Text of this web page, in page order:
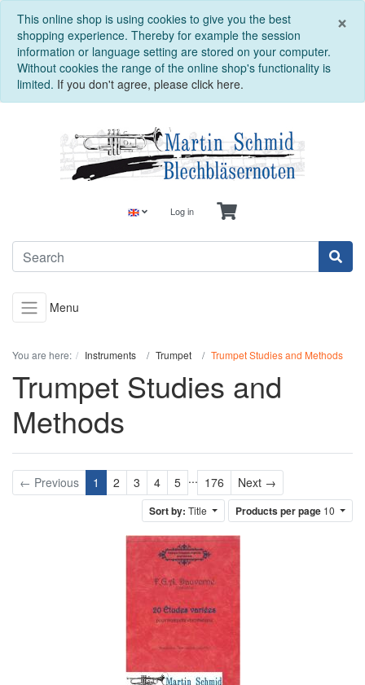
×
This online shop is using cookies to give you the best
shopping experience. Thereby for example the session
information or language setting are stored on your computer.
Without cookies the range of the online shop's functionality is
limited. If you don't agree, please click here.
Log in
Menu
You are here: Instruments Trumpet Trumpet Studies and Methods
Trumpet Studies and
Methods
← Previous 1 2 3 4 5 ... 176 Next →
Sort by: Title Products per page 10